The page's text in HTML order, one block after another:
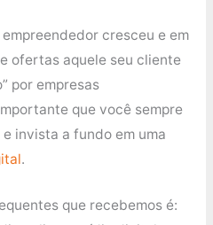
cresceu e em
ofertas aquele seu cliente
por empresas
que você sempre
invista a fundo em uma
.
que recebemos é: